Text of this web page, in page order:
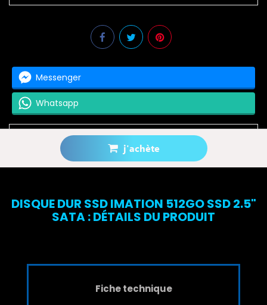
j'achète
Messenger
Whatsapp
Prévenez-moi lorsque le produit est disponible
DISQUE DUR SSD IMATION 512GO SSD 2.5"
SATA : DÉTAILS DU PRODUIT
Fiche technique